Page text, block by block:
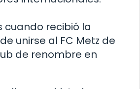
cuando recibió la
unirse al FC Metz de
de renombre en